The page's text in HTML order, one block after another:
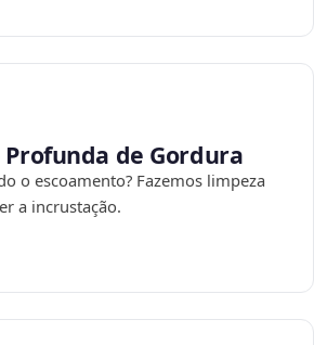
de Gordura
o escoamento? Fazemos limpeza
a incrustação.